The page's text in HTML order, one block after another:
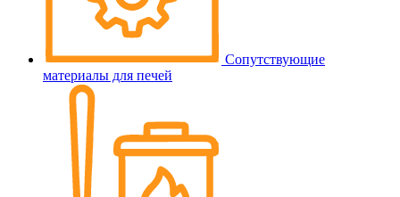
Сопутствующие
материалы для печей